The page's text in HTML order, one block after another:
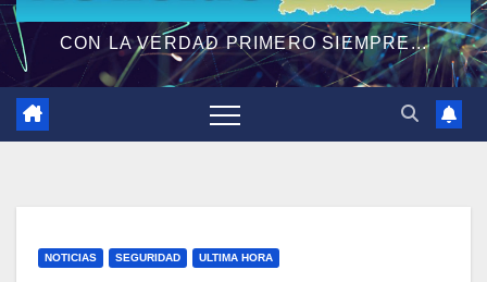
CON LA VERDAD PRIMERO SIEMPRE...
NOTICIAS SEGURIDAD ULTIMA HORA